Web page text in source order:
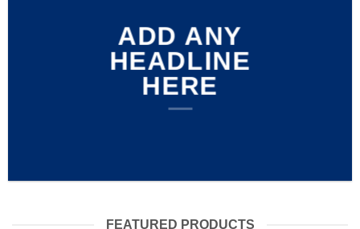
ADD ANY
HEADLINE
HERE
FEATURED PRODUCTS